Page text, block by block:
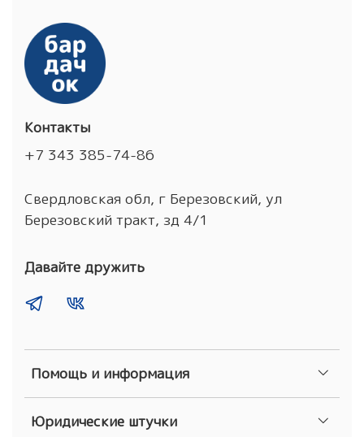
Помощь и информация
Юридические штучки
Контакты
+7 343 385-74-86
Свердловская обл, г Березовский, ул
Березовский тракт, зд 4/1
Давайте дружить